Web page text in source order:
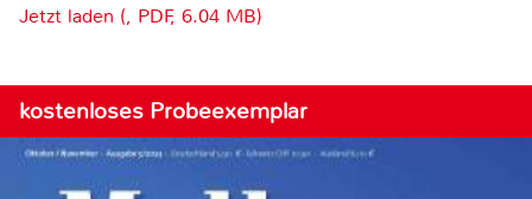
Jetzt laden (, PDF, 6.04 MB)
kostenloses Probeexemplar